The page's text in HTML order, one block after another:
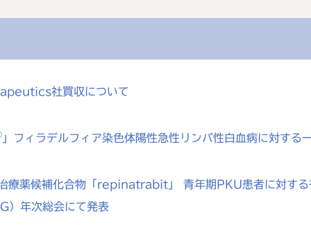
社買収について
」フィラデルフィア染色体陽性急性リンパ性白血病に対する
療薬候補化合物「repinatrabit」 青年期PKU患者に対する
）年次総会にて発表